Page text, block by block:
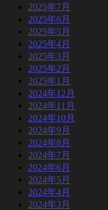
2025年7月
2025年6月
2025年5月
2025年4月
2025年3月
2025年2月
2025年1月
2024年12月
2024年11月
2024年10月
2024年9月
2024年8月
2024年7月
2024年6月
2024年5月
2024年4月
2024年3月